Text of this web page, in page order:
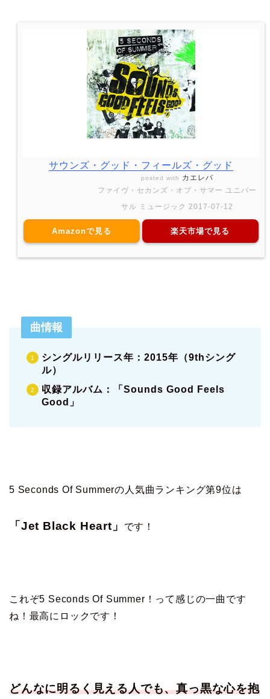
サウンズ・グッド・フィールズ・グッド
posted with カエレバ
ファイヴ・セカンズ・オブ・サマー ユニバー
サル ミュージック 2017-07-12
Amazonで見る 楽天市場で見る
曲情報
シングルリリース年：2015年（9thシング
ル）
収録アルバム：「Sounds Good Feels
Good」
5 Seconds Of Summerの人気曲ランキング第9位は
「Jet Black Heart」 です！
これぞ5 Seconds Of Summer！って感じの一曲です
ね！最高にロックです！
どんなに明るく見える人でも、真っ黒な心を抱